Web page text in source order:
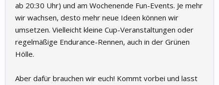
ab 20:30 Uhr) und am Wochenende Fun-Events. Je mehr
wir wachsen, desto mehr neue Ideen können wir
umsetzen. Vielleicht kleine Cup-Veranstaltungen oder
regelmäßige Endurance-Rennen, auch in der Grünen
Hölle.
Aber dafür brauchen wir euch! Kommt vorbei und lasst